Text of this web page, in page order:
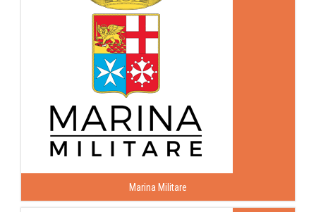
Marina Militare